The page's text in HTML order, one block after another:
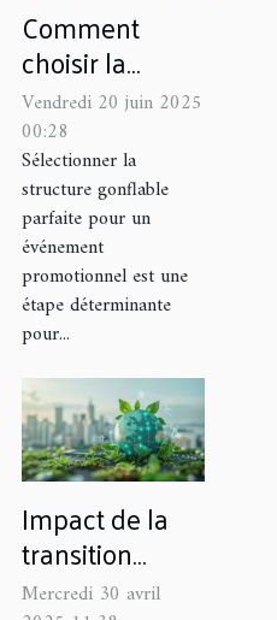
Comment
choisir la
structure
gonflable
idéale pour
votre
événement
promotionnel
Vendredi 20 juin 2025
00:28
Sélectionner la
structure gonflable
parfaite pour un
événement
promotionnel est une
étape déterminante
pour...
Impact de la
transition
énergétique
Mercredi 30 avril